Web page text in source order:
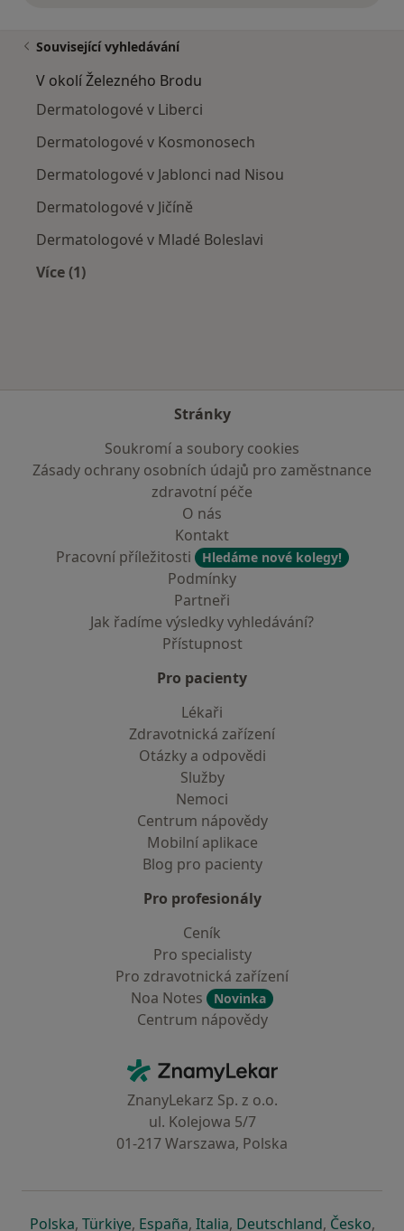
Související vyhledávání
V okolí Železného Brodu
Dermatologové v Liberci
Dermatologové v Kosmonosech
Dermatologové v Jablonci nad Nisou
Dermatologové v Jičíně
Dermatologové v Mladé Boleslavi
Více (1)
Stránky
Soukromí a soubory cookies
Zásady ochrany osobních údajů pro zaměstnance
zdravotní péče
O nás
Kontakt
Pracovní příležitosti
Hledáme nové kolegy!
Podmínky
Partneři
Jak řadíme výsledky vyhledávání?
Přístupnost
Pro pacienty
Lékaři
Zdravotnická zařízení
Otázky a odpovědi
Služby
Nemoci
Centrum nápovědy
Mobilní aplikace
Blog pro pacienty
Pro profesionály
Ceník
Pro specialisty
Pro zdravotnická zařízení
Noa Notes
Novinka
Centrum nápovědy
ZnamyLekar - Hlavní stránka
ZnanyLekarz Sp. z o.o.
ul. Kolejowa 5/7
01-217 Warszawa, Polska
Polskase otevře v nové záložce
, Türkiyese otevře v nové záložce
, Españase otevře v nové záložce
, Italiase otevře v nové záložce
, Deutschlandse otevře v
, Českose
,